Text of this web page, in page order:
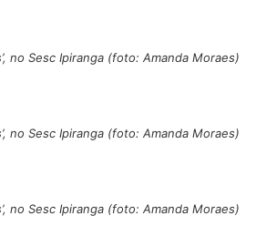
no Sesc Ipiranga (foto: Amanda Moraes)
no Sesc Ipiranga (foto: Amanda Moraes)
no Sesc Ipiranga (foto: Amanda Moraes)